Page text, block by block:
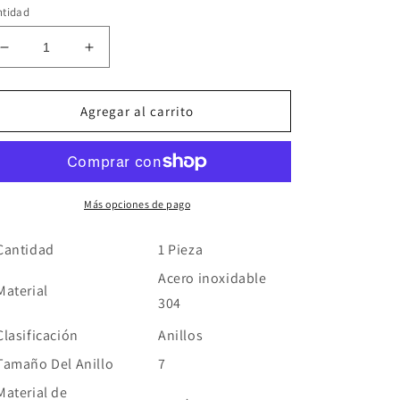
Reducir
cantidad
para
Circón
Inoxidable
Aumentar
cantidad
para
Anillo
Circón
Acero
Inoxidable
Agregar al carrito
Más opciones de pago
1 Pieza
Acero inoxidable
304
Anillos
Del Anillo
7
de